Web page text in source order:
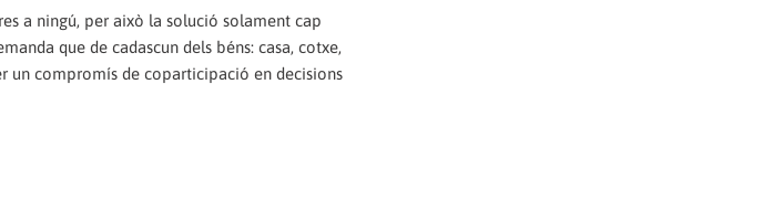
a ningú, per això la solució solament cap
que de cadascun dels béns: casa, cotxe,
un compromís de coparticipació en decisions